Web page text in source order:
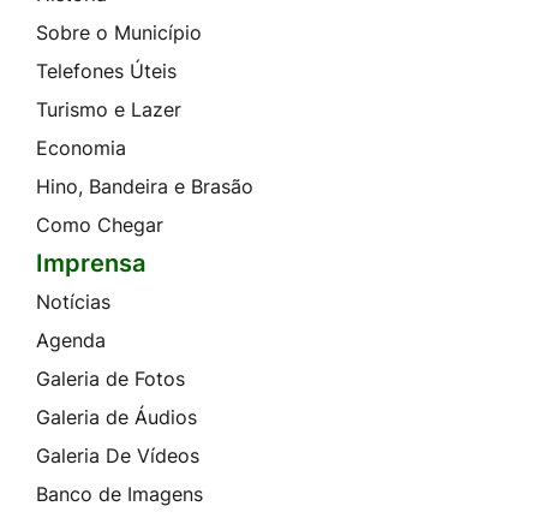
Sobre o Município
Telefones Úteis
Turismo e Lazer
Economia
Hino, Bandeira e Brasão
Como Chegar
Imprensa
Notícias
Agenda
Galeria de Fotos
Galeria de Áudios
Galeria De Vídeos
Banco de Imagens